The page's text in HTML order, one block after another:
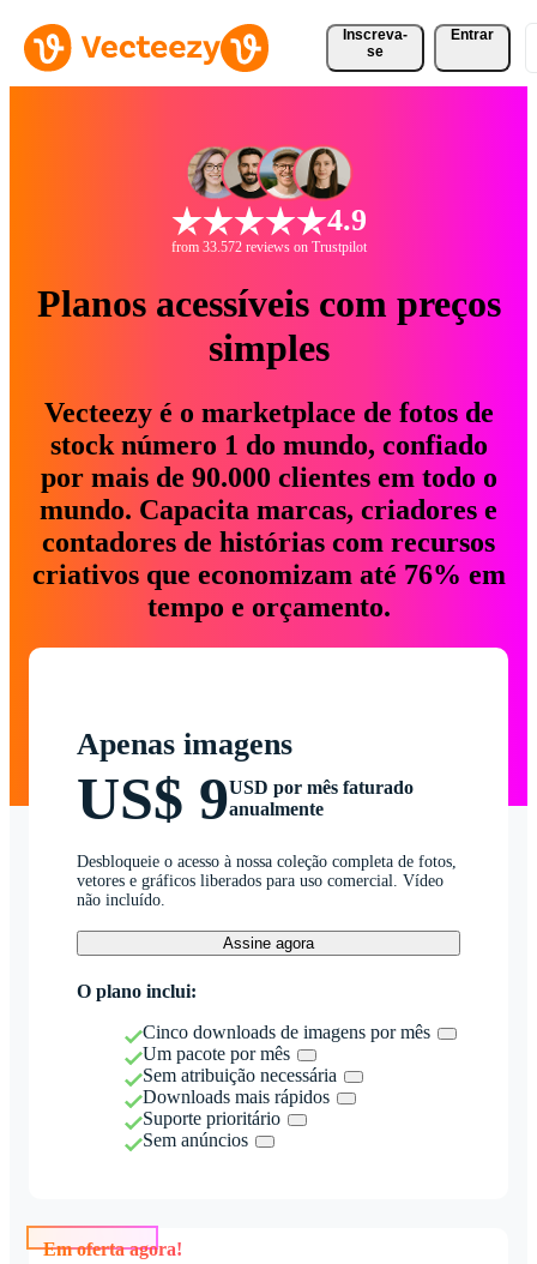
Inscreva-
se
Entrar
4.9
from 33.572 reviews on Trustpilot
Planos acessíveis com preços
simples
Vecteezy é o marketplace de fotos de
stock número 1 do mundo, confiado
por mais de 90.000 clientes em todo o
mundo. Capacita marcas, criadores e
contadores de histórias com recursos
criativos que economizam até 76% em
tempo e orçamento.
Apenas imagens
US$ 9USD por mês faturado
anualmente
Desbloqueie o acesso à nossa coleção completa de fotos,
vetores e gráficos liberados para uso comercial. Vídeo
não incluído.
Assine agora
O plano inclui:
Cinco downloads de imagens por mês
Um pacote por mês
Sem atribuição necessária
Downloads mais rápidos
Suporte prioritário
Sem anúncios